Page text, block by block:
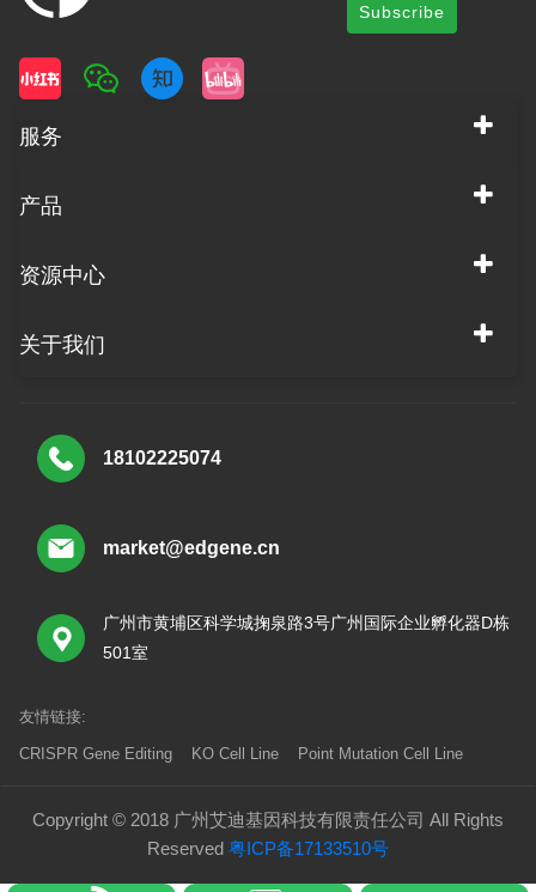
Subscribe
服务
产品
资源中心
关于我们
18102225074
market@edgene.cn
广州市黄埔区科学城掬泉路3号广州国际企业孵化器D栋
501室
友情链接:
CRISPR Gene Editing KO Cell Line Point Mutation Cell Line
Copyright © 2018 广州艾迪基因科技有限责任公司 All Rights
Reserved 粤ICP备17133510号